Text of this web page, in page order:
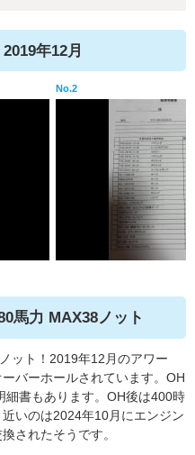
年12月
No.2
馬力 MAX38ノット
ット！2019年12月のアワー
バーホールされています。OH
書もあります。OH後は400時
いのは2024年10月にエンジン
されたそうです。